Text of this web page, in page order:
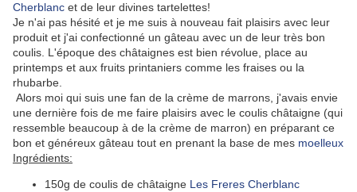
Cherblanc et de leur divines tartelettes!
Je n'ai pas hésité et je me suis à nouveau fait plaisirs avec leur
produit et j'ai confectionné un gâteau avec un de leur très bon
coulis. L'époque des châtaignes est bien révolue, place au
printemps et aux fruits printaniers comme les fraises ou la
rhubarbe.
Alors moi qui suis une fan de la crème de marrons, j'avais envie
une dernière fois de me faire plaisirs avec le coulis châtaigne (qui
ressemble beaucoup à de la crème de marron) en préparant ce
bon et généreux gâteau tout en prenant la base de mes moelleux
Ingrédients:
150g de coulis de châtaigne Les Freres Cherblanc